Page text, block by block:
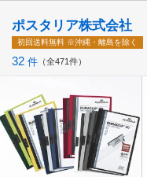
ポスタリア株式会社
初回送料無料 ※沖縄・離島を除く
32 件 全471件